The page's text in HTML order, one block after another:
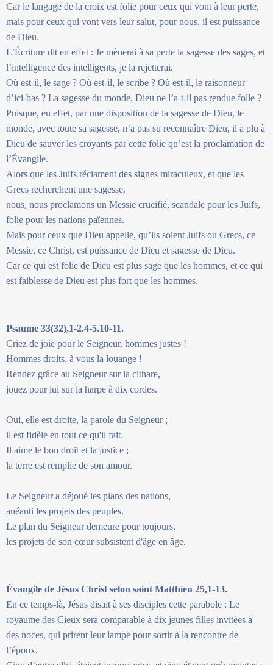
Car le langage de la croix est folie pour ceux qui vont à leur perte,
mais pour ceux qui vont vers leur salut, pour nous, il est puissance
de Dieu.
L’Écriture dit en effet : Je mènerai à sa perte la sagesse des sages, et
l’intelligence des intelligents, je la rejetterai.
Où est-il, le sage ? Où est-il, le scribe ? Où est-il, le raisonneur
d’ici-bas ? La sagesse du monde, Dieu ne l’a-t-il pas rendue folle ?
Puisque, en effet, par une disposition de la sagesse de Dieu, le
monde, avec toute sa sagesse, n’a pas su reconnaître Dieu, il a plu à
Dieu de sauver les croyants par cette folie qu’est la proclamation de
l’Évangile.
Alors que les Juifs réclament des signes miraculeux, et que les
Grecs recherchent une sagesse,
nous, nous proclamons un Messie crucifié, scandale pour les Juifs,
folie pour les nations païennes.
Mais pour ceux que Dieu appelle, qu’ils soient Juifs ou Grecs, ce
Messie, ce Christ, est puissance de Dieu et sagesse de Dieu.
Car ce qui est folie de Dieu est plus sage que les hommes, et ce qui
est faiblesse de Dieu est plus fort que les hommes.
Psaume 33(32),1-2.4-5.10-11.
Criez de joie pour le Seigneur, hommes justes !
Hommes droits, à vous la louange !
Rendez grâce au Seigneur sur la cithare,
jouez pour lui sur la harpe à dix cordes.
Oui, elle est droite, la parole du Seigneur ;
il est fidèle en tout ce qu'il fait.
Il aime le bon droit et la justice ;
la terre est remplie de son amour.
Le Seigneur a déjoué les plans des nations,
anéanti les projets des peuples.
Le plan du Seigneur demeure pour toujours,
les projets de son cœur subsistent d'âge en âge.
Évangile de Jésus Christ selon saint Matthieu 25,1-13.
En ce temps-là, Jésus disait à ses disciples cette parabole : Le
royaume des Cieux sera comparable à dix jeunes filles invitées à
des noces, qui prirent leur lampe pour sortir à la rencontre de
l’époux.